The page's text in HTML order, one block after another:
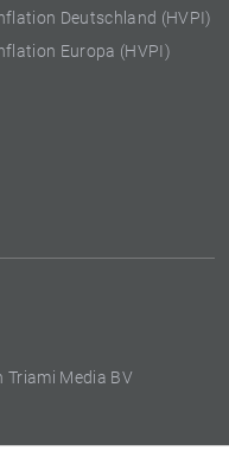
Triami Media BV
Deutschland (HVPI)
Europa (HVPI)